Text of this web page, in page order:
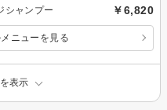
シャンプー ￥6,820
ニューを見る
表示